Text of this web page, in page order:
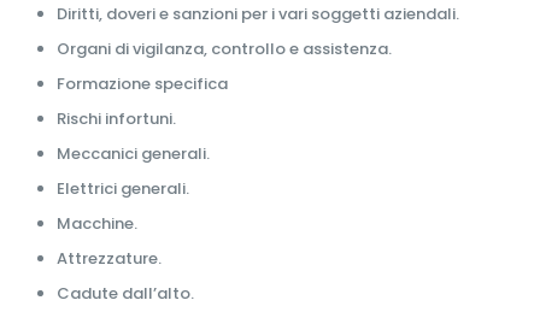
Diritti, doveri e sanzioni per i vari soggetti aziendali.
Organi di vigilanza, controllo e assistenza.
Formazione specifica
Rischi infortuni.
Meccanici generali.
Elettrici generali.
Macchine.
Attrezzature.
Cadute dall’alto.